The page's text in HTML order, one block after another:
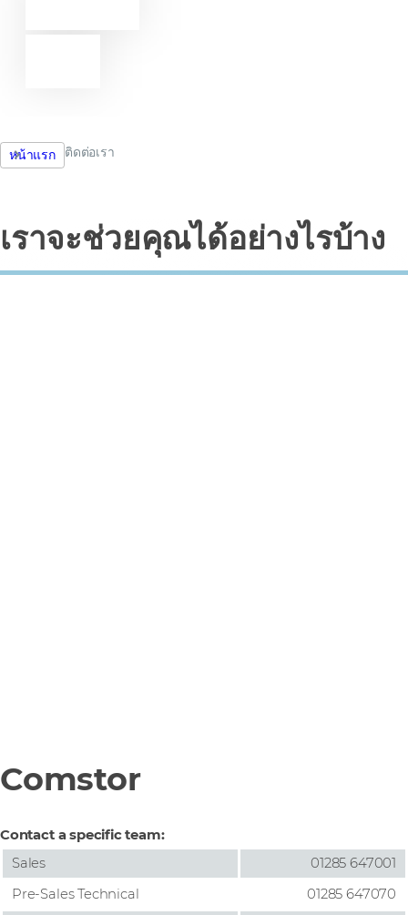
หน้าแรก ติดต่อเรา
เราจะช่วยคุณได้อย่างไรบ้าง
Comstor
Contact a specific team:
Sales
01285 647001
Pre-Sales Technical
01285 647070